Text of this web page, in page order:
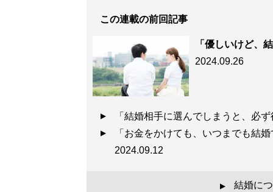
この連載の前回記事
「優しいけど、
2024.09.26
「結婚相手に選んでしまうと、必
「お金をかけても、いつまでも結
2024.09.12
▲ 結婚に